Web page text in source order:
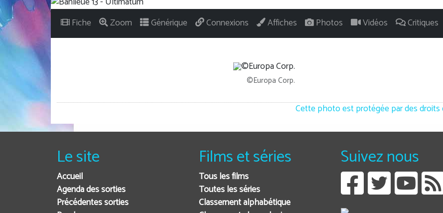
Fiche Zoom Générique Connexions Affiches Photos Vidéos Critiques
©Europa Corp.
Cette photo est protégée par des droits
Le site
Accueil
Agenda des sorties
Précédentes sorties
Films et séries
Tous les films
Toutes les séries
Classement alphabétique
Suivez nous